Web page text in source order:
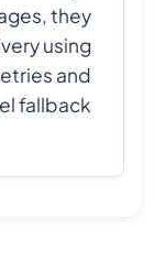
they
using
and
fallback.